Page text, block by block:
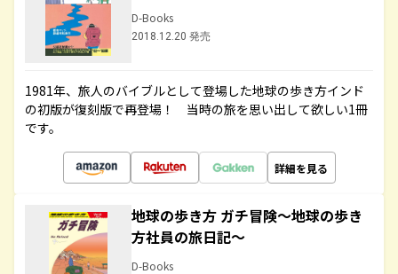
D-Books
2018.12.20 発売
1981年、旅人のバイブルとして登場した地球の歩き方インド
の初版が復刻版で再登場！ 当時の旅を思い出して欲しい1冊
です。
詳細を見る
地球の歩き方 ガチ冒険～地球の歩き
方社員の旅日記～
D-Books